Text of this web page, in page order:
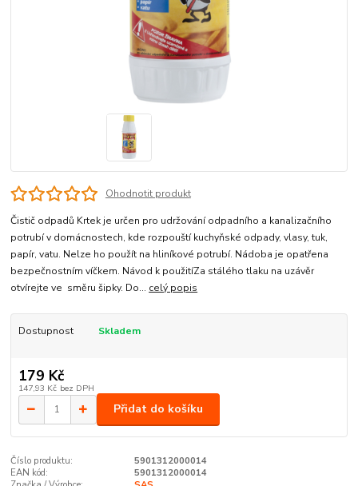
Ohodnotit produkt
Čistič odpadů Krtek je určen pro udržování odpadního a kanalizačního
potrubí v domácnostech, kde rozpouští kuchyňské odpady, vlasy, tuk,
papír, vatu. Nelze ho použít na hliníkové potrubí. Nádoba je opatřena
bezpečnostním víčkem. Návod k použitíZa stálého tlaku na uzávěr
otvírejte ve směru šipky. Do... celý popis
Dostupnost Skladem
179 Kč
147,93 Kč bez DPH
Přidat do košíku
Číslo produktu:
5901312000014
EAN kód:
5901312000014